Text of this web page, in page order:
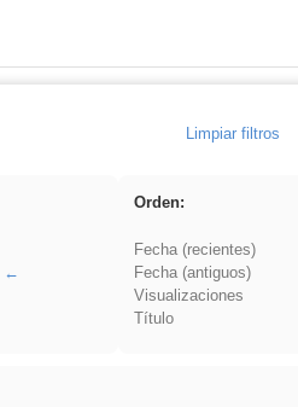
Limpiar filtros
Orden:
Fecha (recientes)
Fecha (antiguos)
Visualizaciones
Título